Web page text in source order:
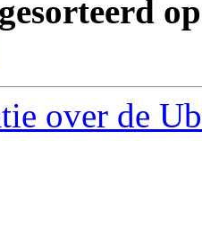
over de